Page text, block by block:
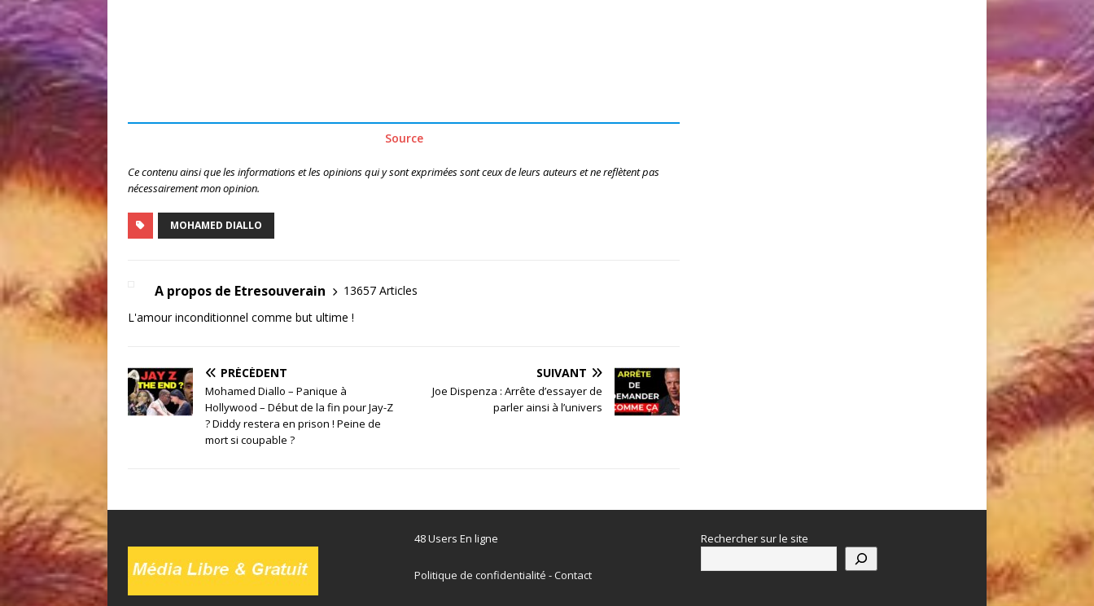
Source
Ce contenu ainsi que les informations et les opinions qui y sont exprimées sont ceux de leurs auteurs et ne reflètent pas
nécessairement mon opinion.
MOHAMED DIALLO
A propos de Etresouverain
13657 Articles
L'amour inconditionnel comme but ultime !
PRÉCÉDENT
Mohamed Diallo – Panique à
Hollywood – Début de la fin pour Jay-Z
? Diddy restera en prison ! Peine de
mort si coupable ?
SUIVANT
Joe Dispenza : Arrête d’essayer de
parler ainsi à l’univers
48 Users En ligne
Politique de confidentialité -Contact
Rechercher sur le site